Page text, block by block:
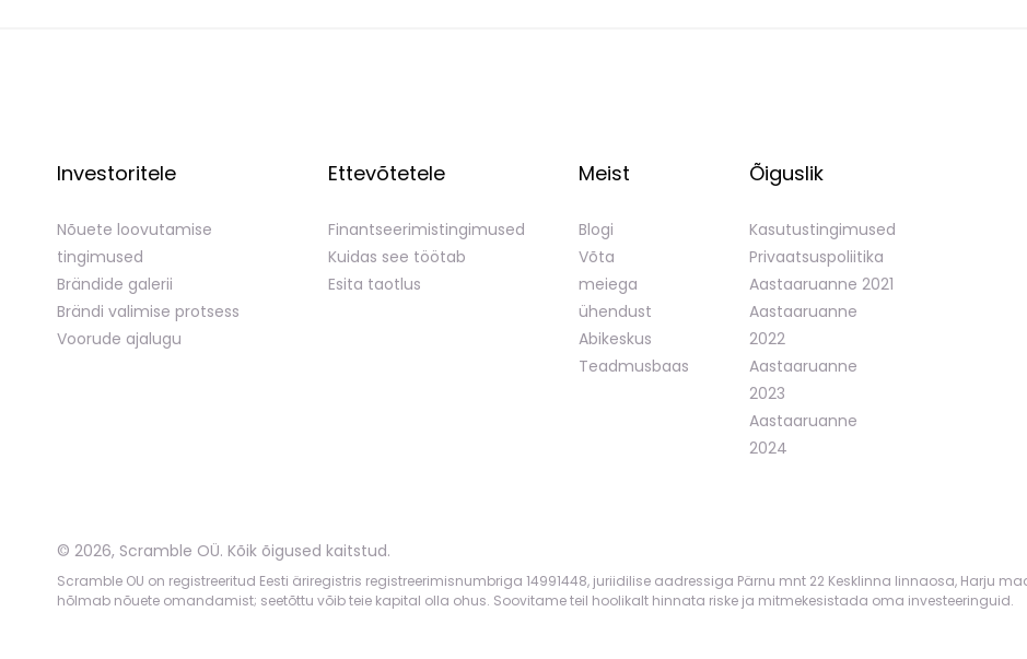
Investoritele
Nõuete loovutamise
tingimused
Brändide galerii
Brändi valimise protsess
Voorude ajalugu
Ettevõtetele
Finantseerimistingimused
Kuidas see töötab
Esita taotlus
Meist
Blogi
Võta
meiega
ühendust
Abikeskus
Teadmusbaas
Õiguslik
Kasutustingimused
Privaatsuspoliitika
Aastaaruanne 2021
Aastaaruanne
2022
Aastaaruanne
2023
Aastaaruanne
2024
© 2026, Scramble OÜ. Kõik õigused kaitstud.
Scramble OU on registreeritud Eesti äriregistris registreerimisnumbriga 14991448, juriidilise aadressiga Pärnu mnt 22 Kesklinna linnaosa, Harju
hõlmab nõuete omandamist; seetõttu võib teie kapital olla ohus. Soovitame teil hoolikalt hinnata riske ja mitmekesistada oma investeeringuid.